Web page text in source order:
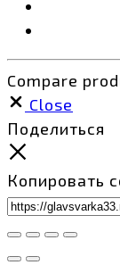
Compare
Close
Поделиться
Копировать